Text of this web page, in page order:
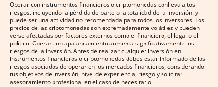
Operar con instrumentos financieros o criptomonedas conlleva altos
riesgos, incluyendo la pérdida de parte o la totalidad de la inversión, y
puede ser una actividad no recomendada para todos los inversores. Los
precios de las criptomonedas son extremadamente volátiles y pueden
verse afectadas por factores externos como el financiero, el legal o el
político. Operar con apalancamiento aumenta significativamente los
riesgos de la inversión. Antes de realizar cualquier inversión en
instrumentos financieros o criptomonedas debes estar informado de los
riesgos asociados de operar en los mercados financieros, considerando
tus objetivos de inversión, nivel de experiencia, riesgo y solicitar
asesoramiento profesional en el caso de necesitarlo.